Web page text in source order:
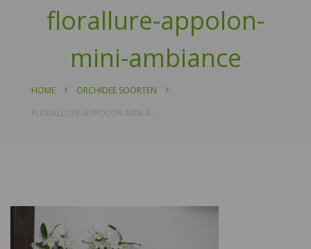
florallure-appolon-
mini-ambiance
HOME
ORCHIDEE SOORTEN